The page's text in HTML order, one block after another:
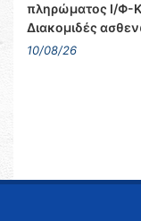
πληρώματος Ι/Φ-
Διακομιδές
10/08/26